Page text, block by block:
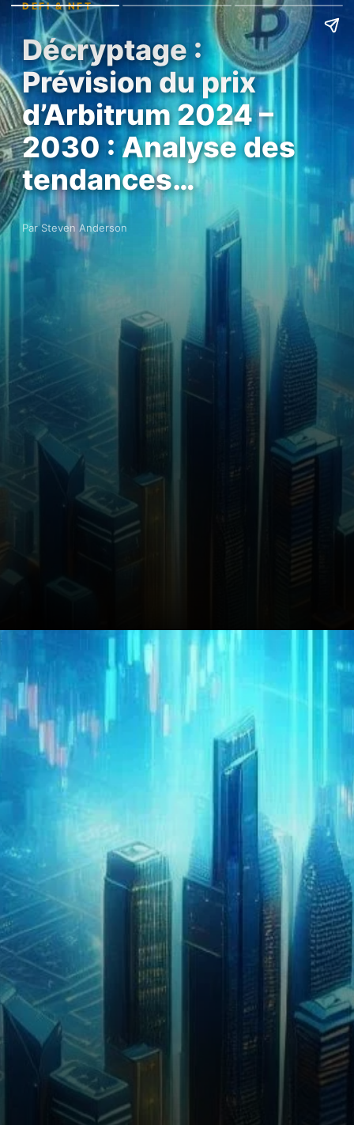
DEFI & NFT
Décryptage :
Prévision du prix
d’Arbitrum 2024 –
2030 : Analyse des
tendances…
Par Steven Anderson